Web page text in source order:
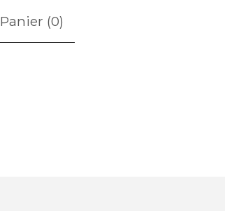
Panier (0)